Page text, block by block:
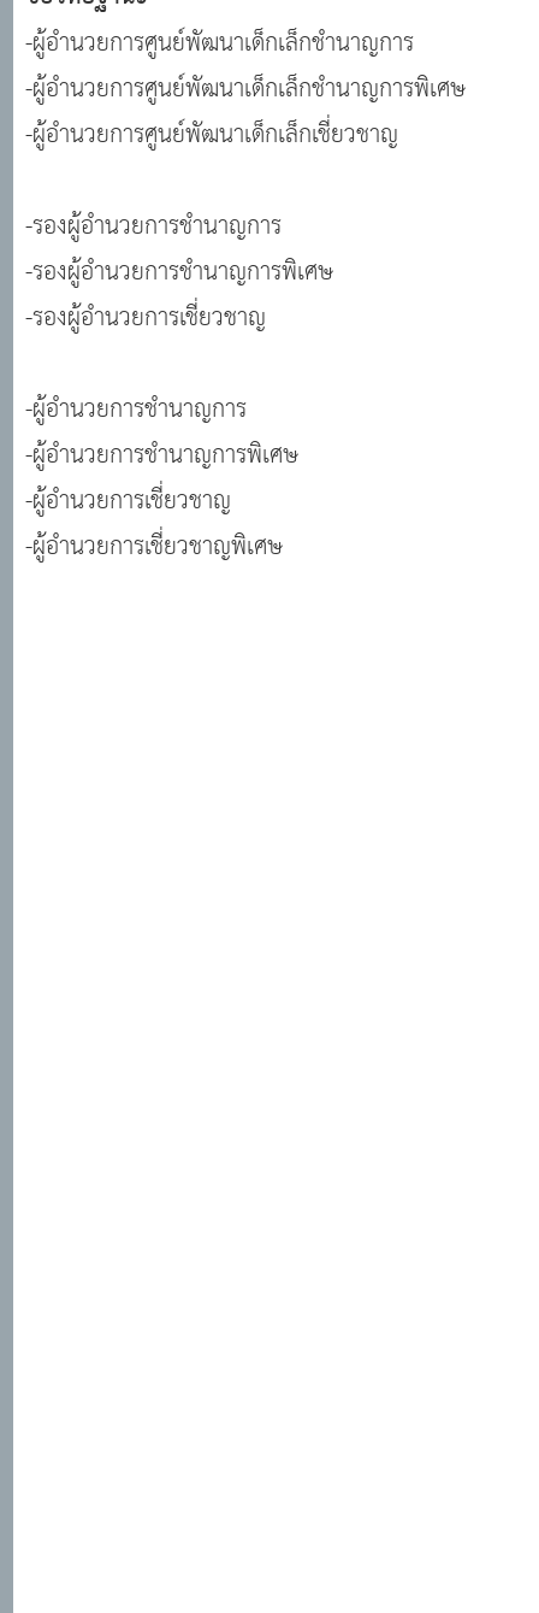
-ผู้อำนวยการศูนย์พัฒนาเด็กเล็กชำนาญการ
-ผู้อำนวยการศูนย์พัฒนาเด็กเล็กชำนาญการพิเศษ
-ผู้อำนวยการศูนย์พัฒนาเด็กเล็กเชี่ยวชาญ
-รองผู้อำนวยการชำนาญการ
-รองผู้อำนวยการชำนาญการพิเศษ
-รองผู้อำนวยการเชี่ยวชาญ
-ผู้อำนวยการชำนาญการ
-ผู้อำนวยการชำนาญการพิเศษ
-ผู้อำนวยการเชี่ยวชาญ
-ผู้อำนวยการเชี่ยวชาญพิเศษ